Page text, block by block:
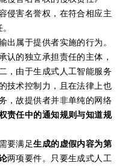
侵害名誉权，在符合相应主
属于提供者实施的行为。
认的独立承担责任的主体，
，由于生成式人工智能服务
技术控制力，且在法律上也
，故提供者并非单纯的网络
责任中的通知规则与知道规
要满足生成的虚假内容为第
两项要件。只要生成式人工